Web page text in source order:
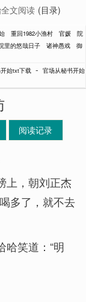
文阅读 (目录)
重回1982小渔村 官媛
院
里的悠哉日子 诸神愚戏
御
始txt下载 - 官场从秘书开始
阅读记录
上，朝刘正杰
多了，就不去
哈笑道：“明